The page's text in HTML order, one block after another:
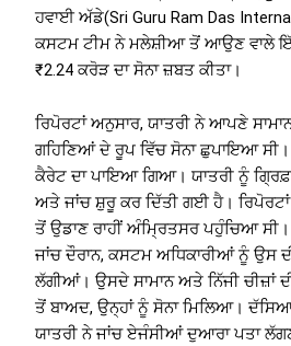
ਹਵਾਈ ਅੱਡੇ(Sri Guru Ram Das
ਕਸਟਮ ਟੀਮ ਨੇ ਮਲੇਸ਼ੀਆ ਤੋਂ ਆਉਣ ਵਾਲੇ
₹2.24 ਕਰੋੜ ਦਾ ਸੋਨਾ ਜ਼ਬਤ ਕੀਤਾ।
ਰਿਪੋਰਟਾਂ ਅਨੁਸਾਰ, ਯਾਤਰੀ ਨੇ ਆਪਣੇ
ਗਹਿਣਿਆਂ ਦੇ ਰੂਪ ਵਿੱਚ ਸੋਨਾ ਛੁਪਾਇਆ ਸੀ।
ਕੈਰੇਟ ਦਾ ਪਾਇਆ ਗਿਆ। ਯਾਤਰੀ ਨੂੰ
ਅਤੇ ਜਾਂਚ ਸ਼ੁਰੂ ਕਰ ਦਿੱਤੀ ਗਈ ਹੈ।
ਤੋਂ ਉਡਾਣ ਰਾਹੀਂ ਅੰਮ੍ਰਿਤਸਰ ਪਹੁੰਚਿਆ
ਜਾਂਚ ਦੌਰਾਨ, ਕਸਟਮ ਅਧਿਕਾਰੀਆਂ ਨੂੰ ਉਸ
ਲੱਗੀਆਂ। ਉਸਦੇ ਸਾਮਾਨ ਅਤੇ ਨਿੱਜੀ ਚੀਜ਼ਾਂ
ਤੋਂ ਬਾਅਦ, ਉਨ੍ਹਾਂ ਨੂੰ ਸੋਨਾ ਮਿਲਿਆ। ਦੱਸਿਆ
ਯਾਤਰੀ ਨੇ ਜਾਂਚ ਏਜੰਸੀਆਂ ਦੁਆਰਾ ਪਤਾ